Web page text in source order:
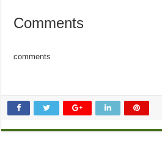
Comments
comments